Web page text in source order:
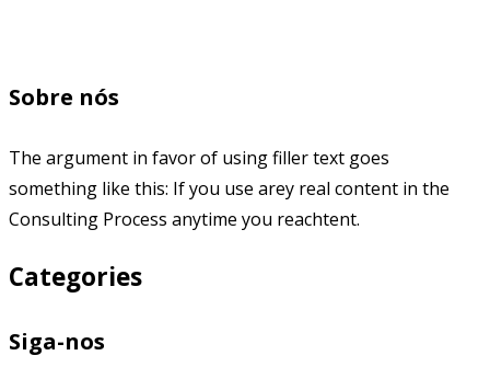
Sobre nós
The argument in favor of using filler text goes
something like this: If you use arey real content in the
Consulting Process anytime you reachtent.
Categories
Siga-nos